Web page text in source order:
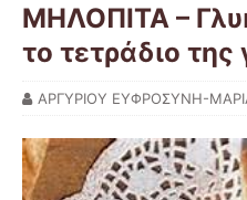
ΜΗΛΟΠΙΤΑ –
το τετράδιο της
ΑΡΓΥΡΙΟΥ ΕΥΦΡΟΣΥΝΗ-